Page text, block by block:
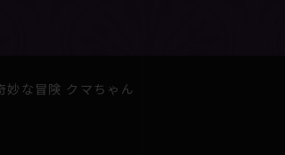
妙な冒険 クマちゃん